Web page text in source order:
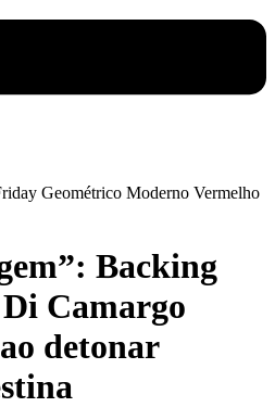
Backing
Camargo
detonar